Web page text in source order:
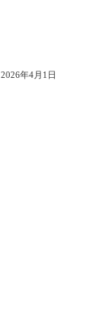
2026年4月1日